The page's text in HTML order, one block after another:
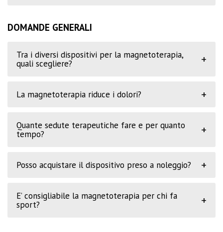
DOMANDE GENERALI
Tra i diversi dispositivi per la magnetoterapia,
quali scegliere?
+
La magnetoterapia riduce i dolori? +
Quante sedute terapeutiche fare e per quanto
tempo?
+
Posso acquistare il dispositivo preso a noleggio? +
E’ consigliabile la magnetoterapia per chi fa
sport?
+